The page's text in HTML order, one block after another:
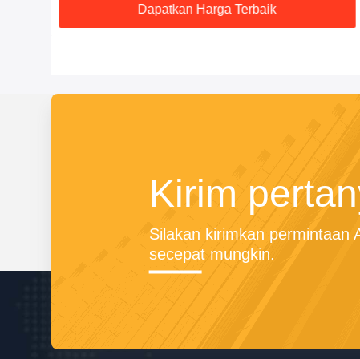
Dapatkan Harga Terbaik
Kirim
Silakan kirimkan permintaan
secepat mungkin.